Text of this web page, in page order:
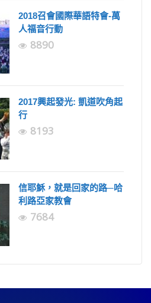
2018召會國際華語特會-萬
人福音行動
8890
2017興起發光: 凱道吹角起
行
8193
信耶穌，就是回家的路─哈
利路亞家教會
7684